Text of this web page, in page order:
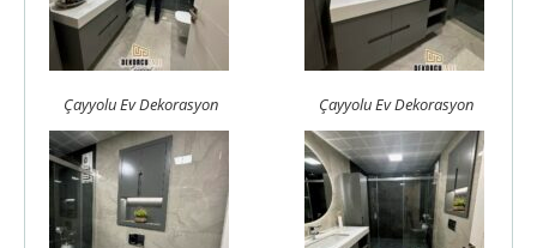
Çayyolu Ev Dekorasyon Çayyolu Ev Dekorasyon